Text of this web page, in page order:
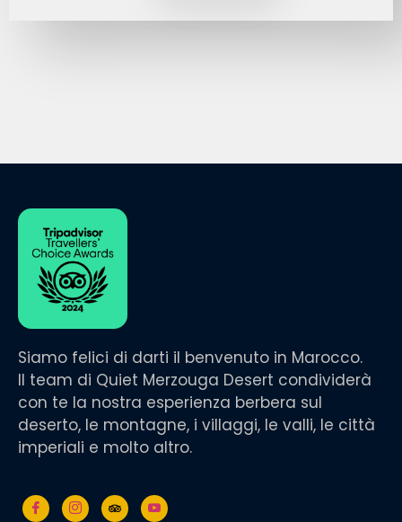
Siamo felici di darti il benvenuto in Marocco.
Il team di Quiet Merzouga Desert condividerà
con te la nostra esperienza berbera sul
deserto, le montagne, i villaggi, le valli, le città
imperiali e molto altro.